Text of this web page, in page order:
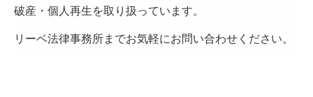
破産・個人再生を取り扱っています。
リーベ法律事務所までお気軽にお問い合わせください。